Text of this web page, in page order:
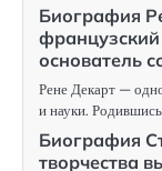
Биография
основатель
Рене Декарт —
и науки.
Биография
творчества